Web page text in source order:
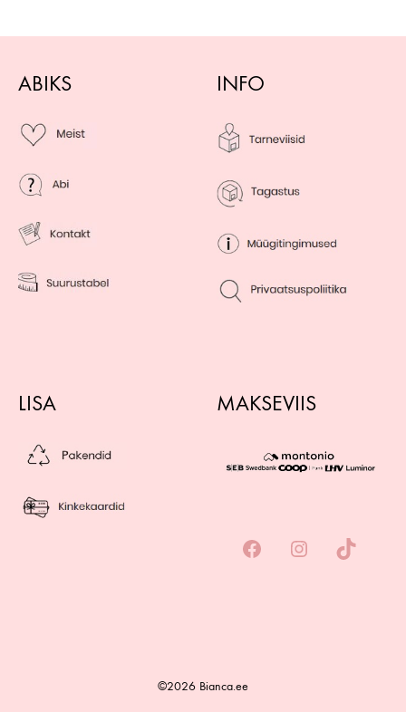
ABIKS INFO
LISA MAKSEVIIS
©2026 Bianca.ee